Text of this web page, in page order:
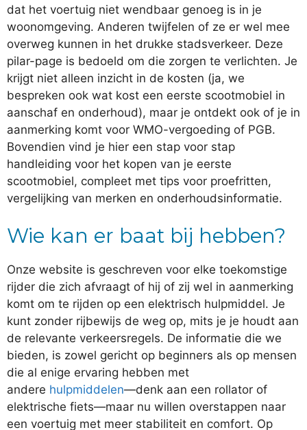
dat het voertuig niet wendbaar genoeg is in je
woonomgeving. Anderen twijfelen of ze er wel mee
overweg kunnen in het drukke stadsverkeer. Deze
pilar-page is bedoeld om die zorgen te verlichten. Je
krijgt niet alleen inzicht in de kosten (ja, we
bespreken ook wat kost een eerste scootmobiel in
aanschaf en onderhoud), maar je ontdekt ook of je in
aanmerking komt voor WMO-vergoeding of PGB.
Bovendien vind je hier een stap voor stap
handleiding voor het kopen van je eerste
scootmobiel, compleet met tips voor proefritten,
vergelijking van merken en onderhoudsinformatie.
Wie kan er baat bij hebben?
Onze website is geschreven voor elke toekomstige
rijder die zich afvraagt of hij of zij wel in aanmerking
komt om te rijden op een elektrisch hulpmiddel. Je
kunt zonder rijbewijs de weg op, mits je je houdt aan
de relevante verkeersregels. De informatie die we
bieden, is zowel gericht op beginners als op mensen
die al enige ervaring hebben met
andere hulpmiddelen—denk aan een rollator of
elektrische fiets—maar nu willen overstappen naar
een voertuig met meer stabiliteit en comfort. Op